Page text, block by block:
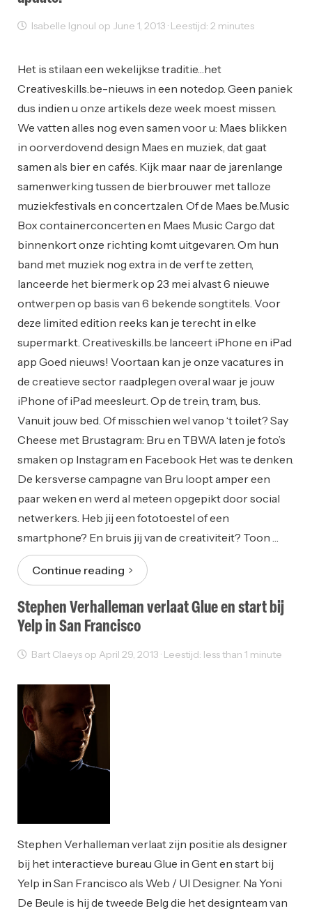
Isabelle Ignoul op June 1, 2013 · Leestijd: 2 minutes
Het is stilaan een wekelijkse traditie…het
Creativeskills.be-nieuws in een notedop. Geen paniek
dus indien u onze artikels deze week moest missen.
We vatten alles nog even samen voor u: Maes blikken
in oorverdovend design Maes en muziek, dat gaat
samen als bier en cafés. Kijk maar naar de jarenlange
samenwerking tussen de bierbrouwer met talloze
muziekfestivals en concertzalen. Of de Maes be.Music
Box containerconcerten en Maes Music Cargo dat
binnenkort onze richting komt uitgevaren. Om hun
band met muziek nog extra in de verf te zetten,
lanceerde het biermerk op 23 mei alvast 6 nieuwe
ontwerpen op basis van 6 bekende songtitels. Voor
deze limited edition reeks kan je terecht in elke
supermarkt. Creativeskills.be lanceert iPhone en iPad
app Goed nieuws! Voortaan kan je onze vacatures in
de creatieve sector raadplegen overal waar je jouw
iPhone of iPad meesleurt. Op de trein, tram, bus.
Vanuit jouw bed. Of misschien wel vanop ‘t toilet? Say
Cheese met Brustagram: Bru en TBWA laten je foto’s
smaken op Instagram en Facebook Het was te denken.
De kersverse campagne van Bru loopt amper een
paar weken en werd al meteen opgepikt door social
netwerkers. Heb jij een fototoestel of een
smartphone? En bruis jij van de creativiteit? Toon …
Continue reading
Stephen Verhalleman verlaat Glue en start bij
Yelp in San Francisco
Bart Claeys op April 29, 2013 · Leestijd: less than 1 minute
Stephen Verhalleman verlaat zijn positie als designer
bij het interactieve bureau Glue in Gent en start bij
Yelp in San Francisco als Web / UI Designer. Na Yoni
De Beule is hij de tweede Belg die het designteam van